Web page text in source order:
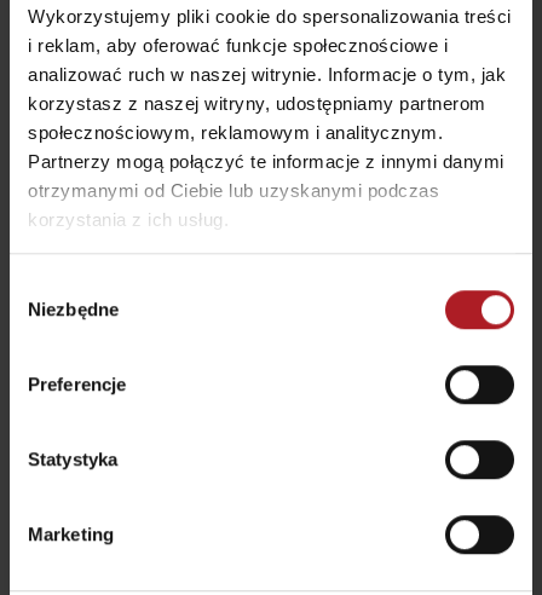
Wykorzystujemy pliki cookie do spersonalizowania treści
i reklam, aby oferować funkcje społecznościowe i
analizować ruch w naszej witrynie. Informacje o tym, jak
korzystasz z naszej witryny, udostępniamy partnerom
społecznościowym, reklamowym i analitycznym.
Partnerzy mogą połączyć te informacje z innymi danymi
otrzymanymi od Ciebie lub uzyskanymi podczas
korzystania z ich usług.
zgody
Niezbędne
Preferencje
Statystyka
Marketing
PINUS Restaurant –
Demänová Rezort
Liptovský Mikuláš -
Demänová
Indyjska restauracja
SAFRAN
Liptovský Mikuláš -
Demänová
Atrakcje i relaks w pobliżu:
Kriváň – tradycyjne
Wellness Penzión Mária